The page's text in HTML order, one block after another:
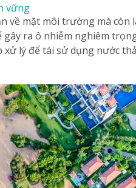
vững
về mặt môi trường mà
ra ô nhiễm nghiêm
lý để tái sử dụng nước